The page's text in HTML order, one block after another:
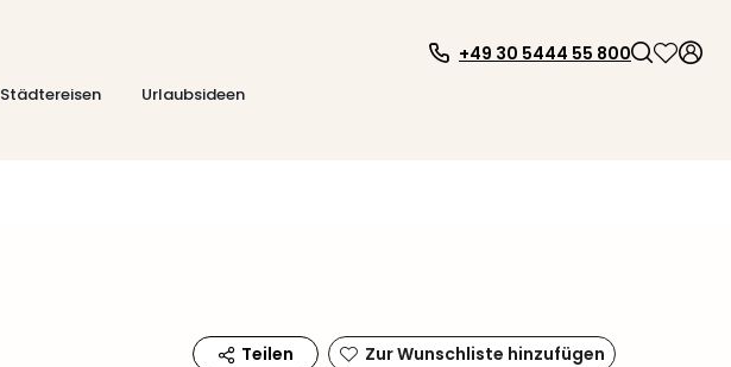
Städtereisen
Urlaubsideen
+49 30 5444 55 800
Teilen Zur Wunschliste hinzufügen